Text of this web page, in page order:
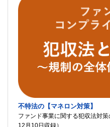
不特法の【マネロン対策】
ファンド事業に関する犯収法対
12月10日収録）